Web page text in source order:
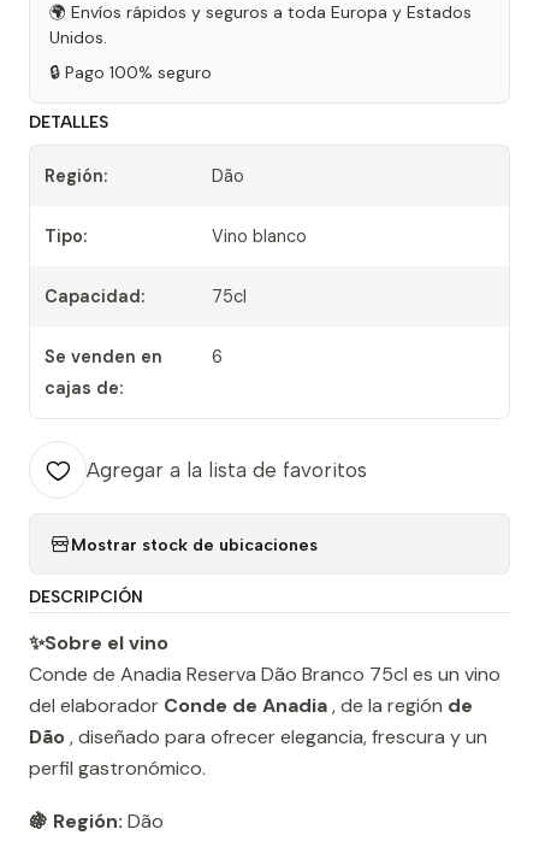
🌍 Envíos rápidos y seguros a toda Europa y Estados
Unidos.
🔒 Pago 100% seguro
DETALLES
Región: Dão
Tipo: Vino blanco
Capacidad: 75cl
Se venden en
cajas de:
6
Agregar a la lista de favoritos
Mostrar stock de ubicaciones
DESCRIPCIÓN
✨Sobre el vino
Conde de Anadia Reserva Dão Branco 75cl es un vino
del elaborador Conde de Anadia, de la región de
Dão, diseñado para ofrecer elegancia, frescura y un
perfil gastronómico.
🍇 Región: Dão